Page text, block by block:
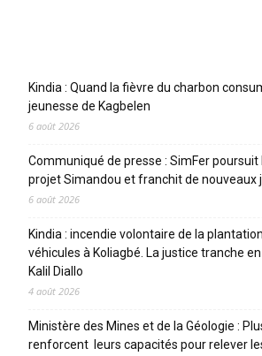
Kindia : Quand la fièvre du charbon
jeunesse de Kagbelen
6 août 2026
Communiqué de presse : SimFer poursuit
projet Simandou et franchit de nouveaux
6 août 2026
Kindia : incendie volontaire de la
véhicules à Koliagbé. La justice tranche
Kalil Diallo
4 août 2026
Ministère des Mines et de la Géologie :
renforcent leurs capacités pour relever